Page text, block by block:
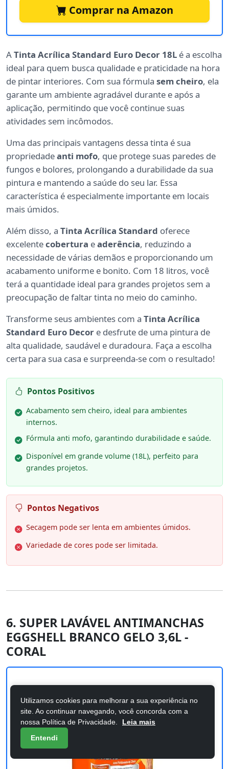
Comprar na Amazon
ATinta Acrílica Standard Euro Decor 18L é a escolha
ideal para quem busca qualidade e praticidade na hora
de pintar interiores. Com sua fórmula sem cheiro, ela
garante um ambiente agradável durante e após a
aplicação, permitindo que você continue suas
atividades sem incômodos.
Uma das principais vantagens dessa tinta é sua
propriedadeanti mofo, que protege suas paredes de
fungos e bolores, prolongando a durabilidade da sua
pintura e mantendo a saúde do seu lar. Essa
característica é especialmente importante em locais
mais úmidos.
Além disso, a Tinta Acrílica Standard oferece
excelentecobertura eaderência, reduzindo a
necessidade de várias demãos e proporcionando um
acabamento uniforme e bonito. Com 18 litros, você
terá a quantidade ideal para grandes projetos sem a
preocupação de faltar tinta no meio do caminho.
Transforme seus ambientes com a Tinta Acrílica
Standard Euro Decor e desfrute de uma pintura de
alta qualidade, saudável e duradoura. Faça a escolha
certa para sua casa e surpreenda-se com o resultado!
Pontos Positivos
Acabamento sem cheiro, ideal para ambientes
internos.
Fórmula anti mofo, garantindo durabilidade e saúde.
Disponível em grande volume (18L), perfeito para
grandes projetos.
Pontos Negativos
Secagem pode ser lenta em ambientes úmidos.
Variedade de cores pode ser limitada.
6. SUPER LAVÁVEL ANTIMANCHAS
EGGSHELL BRANCO GELO 3,6L -
CORAL
Utilizamos cookies para melhorar a sua experiência no
site. Ao continuar navegando, você concorda com a
nossa Política de Privacidade.
Leia mais
Entendi